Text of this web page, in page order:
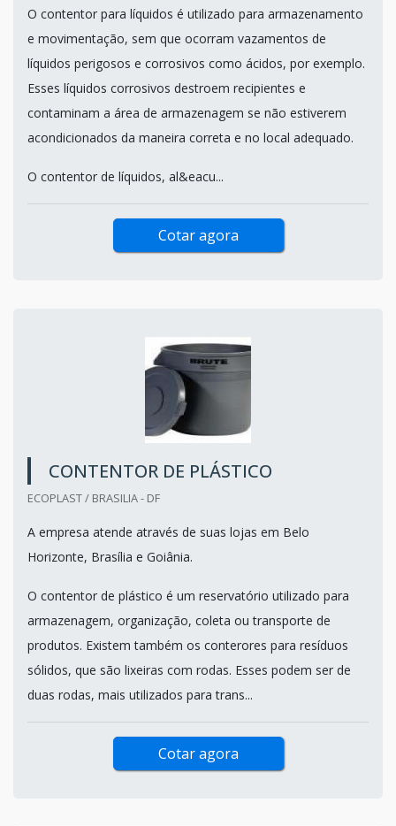
O contentor para líquidos é utilizado para armazenamento
e movimentação, sem que ocorram vazamentos de
líquidos perigosos e corrosivos como ácidos, por exemplo.
Esses líquidos corrosivos destroem recipientes e
contaminam a área de armazenagem se não estiverem
acondicionados da maneira correta e no local adequado.
O contentor de líquidos, al&eacu...
Cotar agora
CONTENTOR DE PLÁSTICO
ECOPLAST / BRASILIA - DF
A empresa atende através de suas lojas em Belo
Horizonte, Brasília e Goiânia.
O contentor de plástico é um reservatório utilizado para
armazenagem, organização, coleta ou transporte de
produtos. Existem também os conterores para resíduos
sólidos, que são lixeiras com rodas. Esses podem ser de
duas rodas, mais utilizados para trans...
Cotar agora